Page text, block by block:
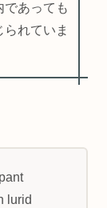
であっても
れていま
lurid